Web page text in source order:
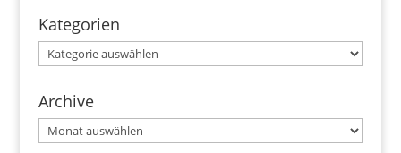
Kategorien
Kategorien
Archive
Archive